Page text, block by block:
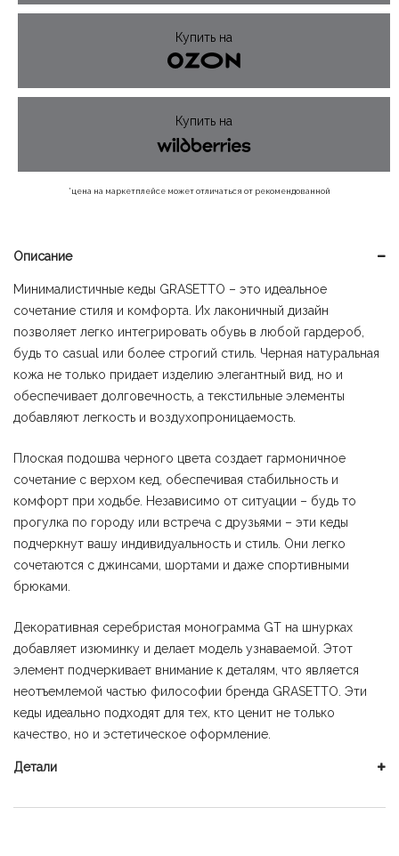
600 ₽.
Купить на
Купить на
*цена на маркетплейсе может отличаться от рекомендованной
Описание
Минималистичные кеды GRASETTO – это идеальное
сочетание стиля и комфорта. Их лаконичный дизайн
позволяет легко интегрировать обувь в любой гардероб,
будь то casual или более строгий стиль. Черная натуральная
кожа не только придает изделию элегантный вид, но и
обеспечивает долговечность, а текстильные элементы
добавляют легкость и воздухопроницаемость.
Плоская подошва черного цвета создает гармоничное
сочетание с верхом кед, обеспечивая стабильность и
комфорт при ходьбе. Независимо от ситуации – будь то
прогулка по городу или встреча с друзьями – эти кеды
подчеркнут вашу индивидуальность и стиль. Они легко
сочетаются с джинсами, шортами и даже спортивными
брюками.
Декоративная серебристая монограмма GT на шнурках
добавляет изюминку и делает модель узнаваемой. Этот
элемент подчеркивает внимание к деталям, что является
неотъемлемой частью философии бренда GRASETTO. Эти
кеды идеально подходят для тех, кто ценит не только
качество, но и эстетическое оформление.
Детали